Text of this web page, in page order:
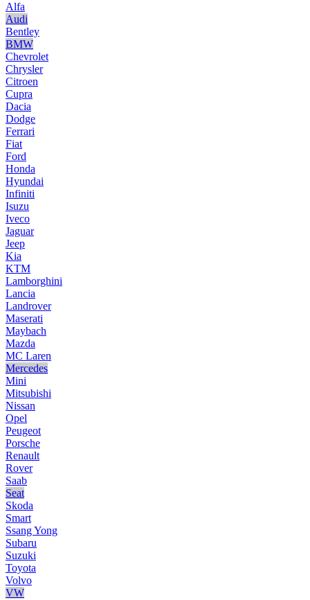
Alfa
Audi
Bentley
BMW
Chevrolet
Chrysler
Citroen
Cupra
Dacia
Dodge
Ferrari
Fiat
Ford
Honda
Hyundai
Infiniti
Isuzu
Iveco
Jaguar
Jeep
Kia
KTM
Lamborghini
Lancia
Landrover
Maserati
Maybach
Mazda
MC Laren
Mercedes
Mini
Mitsubishi
Nissan
Opel
Peugeot
Porsche
Renault
Rover
Saab
Seat
Skoda
Smart
Ssang Yong
Subaru
Suzuki
Toyota
Volvo
VW